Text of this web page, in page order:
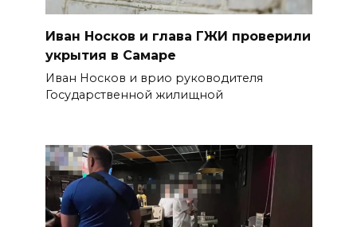
Иван Носков и глава ГЖИ проверили
укрытия в Самаре
Иван Носков и врио руководителя
Государственной жилищной